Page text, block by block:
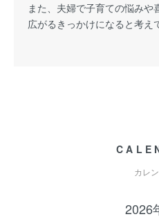
また、夫婦で子育ての悩み
広がるきっかけになると考え
カレ
2026